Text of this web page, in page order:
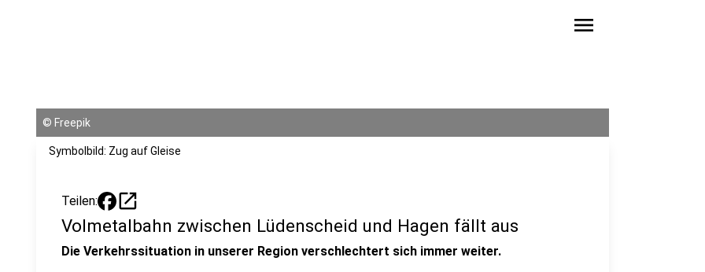
menu
© Freepik
Symbolbild: Zug auf Gleise
Teilen: open_in_new
Volmetalbahn zwischen Lüdenscheid und Hagen fällt aus
Die Verkehrssituation in unserer Region verschlechtert sich immer weiter.